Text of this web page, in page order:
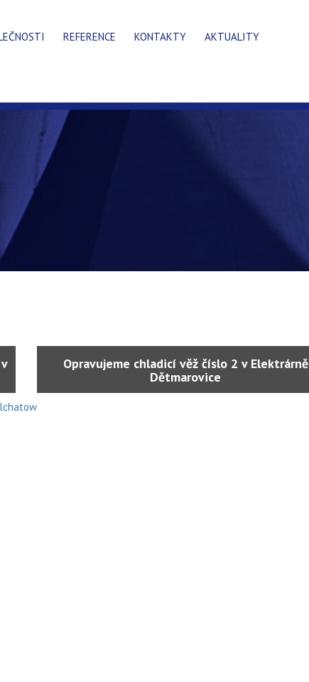
REFERENCE KONTAKTY
AKTUALITY
Opravujeme chladicí věž číslo 2 v Elektrárně
Dětmarovice